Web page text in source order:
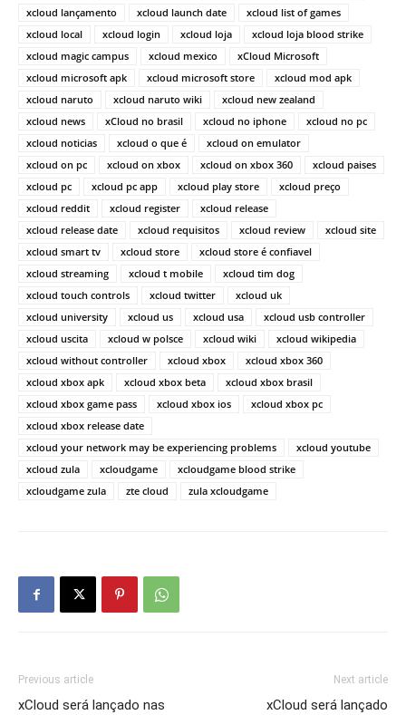
xcloud lançamento
xcloud launch date
xcloud list of games
xcloud local
xcloud login xcloud loja
xcloud loja blood strike
xcloud magic campus
xcloud mexico
xCloud Microsoft
xcloud microsoft apk
xcloud microsoft store
xcloud mod apk
xcloud naruto
xcloud naruto wiki
xcloud new zealand
xcloud news
xCloud no brasil xcloud no iphone
xcloud no pc
xcloud noticias
xcloud o que é
xcloud on emulator
xcloud on pc
xcloud on xbox xcloud on xbox 360
xcloud paises
xcloud pc
xcloud pc app xcloud play store
xcloud preço
xcloud reddit
xcloud register
xcloud release
xcloud release date
xcloud requisitos xcloud review
xcloud site
xcloud smart tv
xcloud store
xcloud store é confiavel
xcloud streaming
xcloud t mobile
xcloud tim dog
xcloud touch controls
xcloud twitter
xcloud uk
xcloud university
xcloud us xcloud usa
xcloud usb controller
xcloud uscita
xcloud w polsce xcloud wiki
xcloud wikipedia
xcloud without controller
xcloud xbox
xcloud xbox 360
xcloud xbox apk
xcloud xbox beta
xcloud xbox brasil
xcloud xbox game pass
xcloud xbox ios
xcloud xbox pc
xcloud xbox release date
xcloud your network may be experiencing problems
xcloud youtube
xcloud zula
xcloudgame
xcloudgame blood strike
xcloudgame zula
zte cloud zula xcloudgame
Previous article
xCloud será lançado nas
Next article
xCloud será lançado